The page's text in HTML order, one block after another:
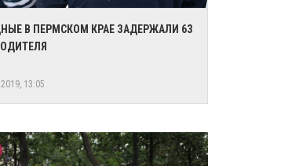
В ПЕРМСКОМ КРАЕ ЗАДЕРЖАЛИ 63
13:05